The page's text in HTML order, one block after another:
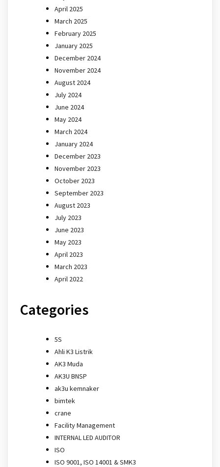
April 2025
March 2025
February 2025
January 2025
December 2024
November 2024
August 2024
July 2024
June 2024
May 2024
March 2024
January 2024
December 2023
November 2023
October 2023
September 2023
August 2023
July 2023
June 2023
May 2023
April 2023
March 2023
April 2022
Categories
5S
Ahli K3 Listrik
AK3 Muda
AK3U BNSP
ak3u kemnaker
bimtek
crane
Facility Management
INTERNAL LED AUDITOR
ISO
ISO 9001, ISO 14001 & SMK3